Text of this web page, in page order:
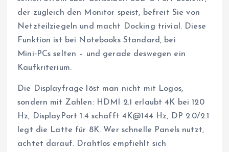
der zugleich den Monitor speist, befreit Sie von
Netzteilziegeln und macht Docking trivial. Diese
Funktion ist bei Notebooks Standard, bei
Mini‑PCs selten – und gerade deswegen ein
Kaufkriterium.
Die Displayfrage löst man nicht mit Logos,
sondern mit Zahlen: HDMI 2.1 erlaubt 4K bei 120
Hz, DisplayPort 1.4 schafft 4K@144 Hz, DP 2.0/2.1
legt die Latte für 8K. Wer schnelle Panels nutzt,
achtet darauf. Drahtlos empfiehlt sich